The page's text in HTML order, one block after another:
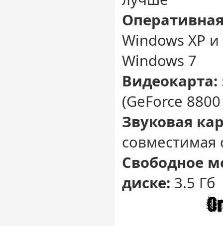
Windows XP
Windows 7
Видеокарта:
(GeForce
Звуковая
совместимая
Свободное
диске: 3.5 Гб